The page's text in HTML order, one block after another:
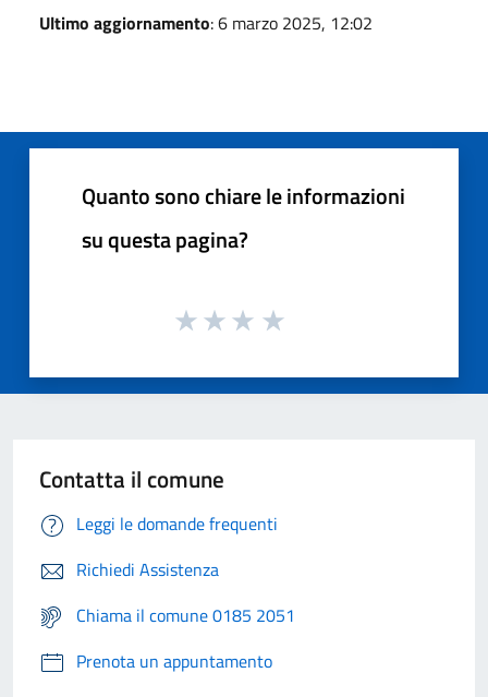
Ultimo aggiornamento: 6 marzo 2025, 12:02
Quanto sono chiare le informazioni
su questa pagina?
Contatta il comune
Leggi le domande frequenti
Richiedi Assistenza
Chiama il comune 0185 2051
Prenota un appuntamento